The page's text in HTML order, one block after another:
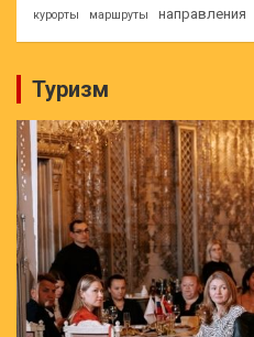
курорты маршруты направления
Туризм